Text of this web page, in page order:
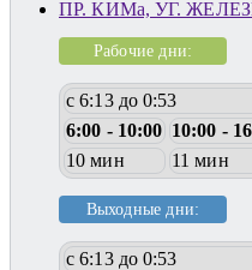
ПР. КИМа, УГ.
Рабочие дни:
с 6:13 до 0:53
6:00 - 10:00 10:00 -
10 мин
11 мин
Выходные дни:
с 6:13 до 0:53